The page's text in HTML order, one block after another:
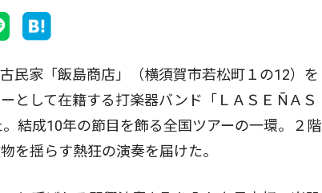
民家「飯島商店」（横須賀市若松町１の12）を
として在籍する打楽器バンド「ＬＡＳＥ ÑＡＳ
結成10年の節目を飾る全国ツアーの一環。２階
を揺らす熱狂の演奏を届けた。